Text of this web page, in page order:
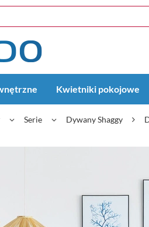
Kwietniki pokojowe
Serie Dywany Shaggy